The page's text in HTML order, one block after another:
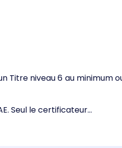
Titre niveau 6 au minimum
Seul le certificateur...